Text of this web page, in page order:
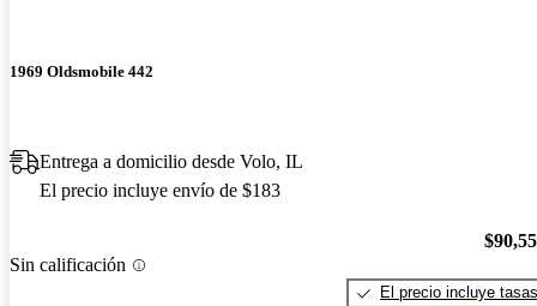
1969 Oldsmobile 442
Entrega a domicilio desde Volo, IL
El precio incluye envío de $183
Sin calificación
El precio incluye tasas